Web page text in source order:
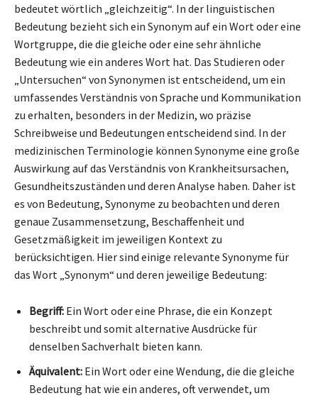
bedeutet wörtlich „gleichzeitig“. In der linguistischen
Bedeutung bezieht sich ein Synonym auf ein Wort oder eine
Wortgruppe, die die gleiche oder eine sehr ähnliche
Bedeutung wie ein anderes Wort hat. Das Studieren oder
„Untersuchen“ von Synonymen ist entscheidend, um ein
umfassendes Verständnis von Sprache und Kommunikation
zu erhalten, besonders in der Medizin, wo präzise
Schreibweise und Bedeutungen entscheidend sind. In der
medizinischen Terminologie können Synonyme eine große
Auswirkung auf das Verständnis von Krankheitsursachen,
Gesundheitszuständen und deren Analyse haben. Daher ist
es von Bedeutung, Synonyme zu beobachten und deren
genaue Zusammensetzung, Beschaffenheit und
Gesetzmäßigkeit im jeweiligen Kontext zu
berücksichtigen. Hier sind einige relevante Synonyme für
das Wort „Synonym“ und deren jeweilige Bedeutung:
Begriff: Ein Wort oder eine Phrase, die ein Konzept
beschreibt und somit alternative Ausdrücke für
denselben Sachverhalt bieten kann.
Äquivalent: Ein Wort oder eine Wendung, die die gleiche
Bedeutung hat wie ein anderes, oft verwendet, um